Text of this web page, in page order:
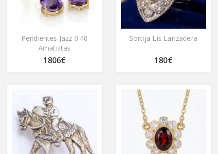
Pendientes Jazz 0.40
Amatistas
1806€
Sortija Lis Lanzadera
180€